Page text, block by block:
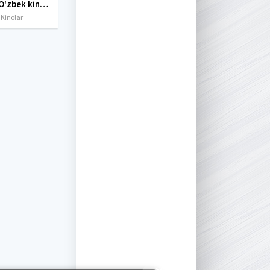
Yangi O'zbek kinolar 2010-2011-2012-2013-2014-2015-2016-2017-2018-2019-2020-2021-2022-2023-2024-2025 O'zbek tilida Uzbek tarjima Full HD